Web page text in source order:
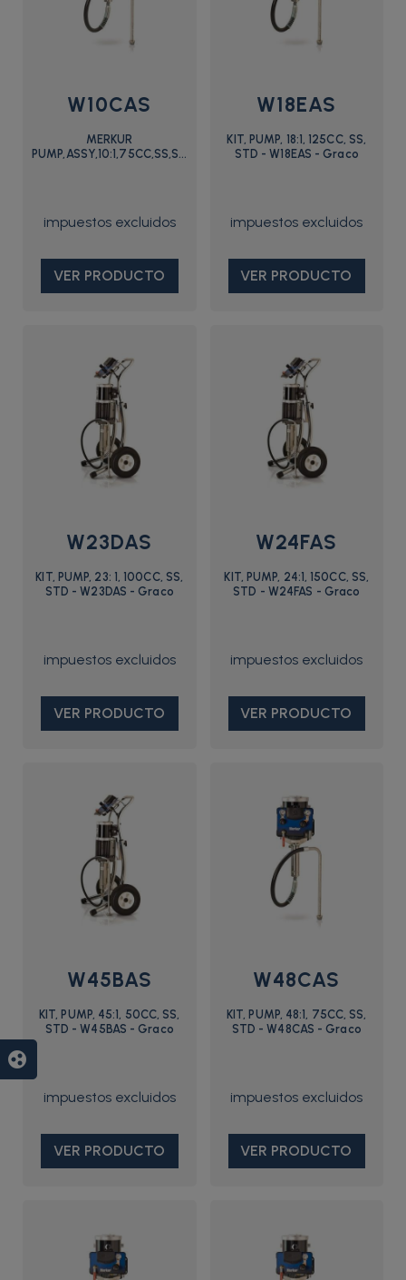
W10CAS
MERKUR
PUMP,ASSY,10:1,75CC,SS,STD
VER PRODUCTO
W18EAS
KIT, PUMP, 18:1, 125CC, SS,
STD - W18EAS - Graco
VER PRODUCTO
W23DAS
KIT, PUMP, 23: 1, 100CC, SS,
STD - W23DAS - Graco
VER PRODUCTO
W24FAS
KIT, PUMP, 24:1, 150CC, SS,
STD - W24FAS - Graco
VER PRODUCTO
W45BAS
KIT, PUMP, 45:1, 50CC, SS,
STD - W45BAS - Graco
VER PRODUCTO
W48CAS
KIT, PUMP, 48:1, 75CC, SS,
STD - W48CAS - Graco
VER PRODUCTO
group_work